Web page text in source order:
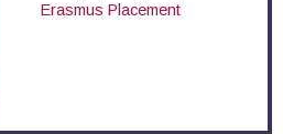
Erasmus Placement